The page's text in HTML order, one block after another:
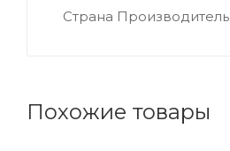
Страна Производитель
Похожие товары